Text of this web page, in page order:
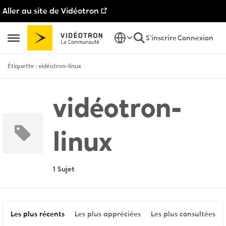
Aller au site de Vidéotron
Ouvrir Menu Latéral
Passer au contenu
S'inscrireConnexion
Étiquette : vidéotron-linux
vidéotron-
linux
1 Sujet
Les plus récents Les plus appréciées Les plus consultées